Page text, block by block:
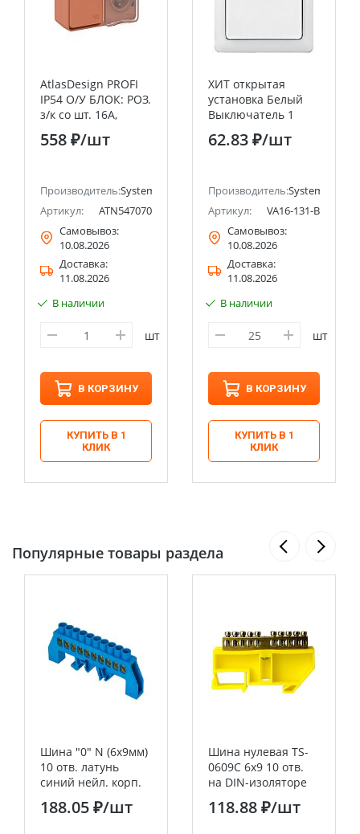
(ранее Schneider Electric)
AtlasDesign PROFI
IP54 О/У БЛОК: РОЗ.
з/к со шт. 16А,
ВЫКЛ.1-клав.10А,
ТЕРРАКОТОВЫЙ
558 ₽/шт
Производитель:Systeme Electric (ранее Schneider Electric)
Артикул:
ATN547070
Самовывоз:
10.08.2026
Доставка:
11.08.2026
В наличии
шт
В КОРЗИНУ
КУПИТЬ В 1
КЛИК
ХИТ открытая
установка Белый
Выключатель 1
клавишный 6А
Systeme Electric
62.83 ₽/шт
Производитель:Systeme
Артикул:
VA16-131-B
Самовывоз:
10.08.2026
Доставка:
11.08.2026
В наличии
шт
В КОРЗИНУ
КУПИТЬ В 1
КЛИК
Популярные товары раздела
Шина "0" N (6x9мм)
10 отв. латунь
синий нейл. корп.
комбинир. розн.
стикер EKF
188.05 ₽/шт
Шина нулевая TS-
0609C 6х9 10 отв.
на DIN-изоляторе
жел. ЭНЕРГИЯ
118.88 ₽/шт